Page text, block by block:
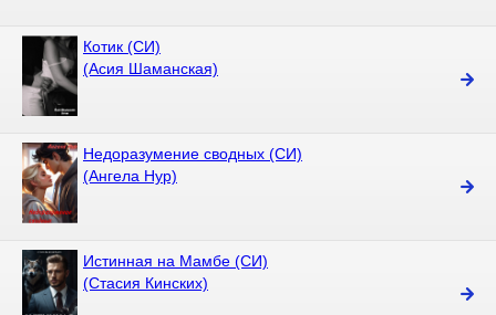
Котик (СИ)
(Асия Шаманская)
Недоразумение сводных (СИ)
(Ангела Нур)
Истинная на Мамбе (СИ)
(Стасия Кинских)